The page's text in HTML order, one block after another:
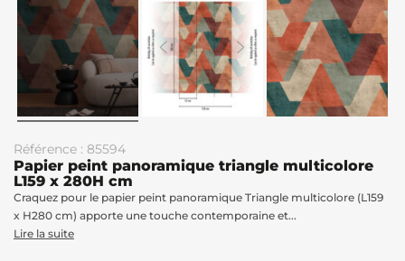
Référence : 85594
Papier peint panoramique triangle multicolore
L159 x 280H cm
Craquez pour le papier peint panoramique Triangle multicolore (L159
x H280 cm) apporte une touche contemporaine et...
Lire la suite